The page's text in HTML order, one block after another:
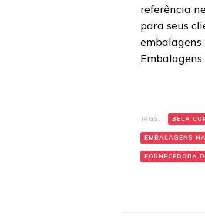
referência
para seus
embalagens
TAGS: BELA
EMBALAGENS
FORNECEDORA